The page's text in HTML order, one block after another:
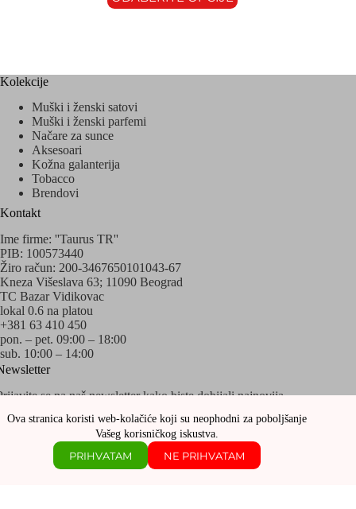
Ova stranica koristi web-kolačiće koji su neophodni za poboljšanje
Vašeg korisničkog iskustva.
PRIHVATAM NE PRIHVATAM
Kolekcije
Muški i ženski satovi
Muški i ženski parfemi
Načare za sunce
Aksesoari
Kožna galanterija
Tobacco
Brendovi
Kontakt
Ime firme: ''Taurus TR''
PIB: 100573440
Žiro račun: 200-3467650101043-67
Kneza Višeslava 63; 11090 Beograd
TC Bazar Vidikovac
lokal 0.6 na platou
+381 63 410 450
pon. – pet. 09:00 – 18:00
sub. 10:00 – 14:00
se na naš newsletter kako biste dobijali najnovija